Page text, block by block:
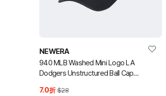
NEWERA
940 MLB Washed Mini Logo LA
Dodgers Unstructured Ball Cap
7.0折 $28